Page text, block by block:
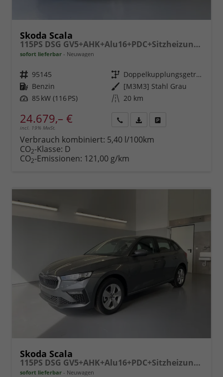
Skoda Scala
115PS DSG GV5+AHK+Alu16+PDC+Sitzheizung+App-Connect
sofort lieferbar Neuwagen
Fahrzeugnr. 95145 Getriebe
Doppelkupplungsgetriebe (DSG)
Kraftstoff Benzin Außenfarbe [M3M3] Stahl Grau
Leistung 85 kW (116 PS) Kilometerstand 20 km
24.679,– €
incl. 19% MwSt.
anfordern
Datei,
Verbrauch kombiniert: 5,40 l/100km
CO2-Klasse: D
CO2-Emissionen: 121,00 g/km
Skoda Scala
115PS DSG GV5+AHK+Alu16+PDC+Sitzheizung+App-Connect
sofort lieferbar Neuwagen